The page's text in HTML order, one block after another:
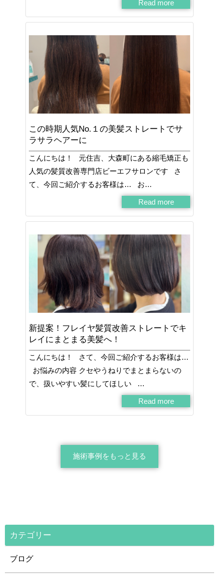
Read more
この時期人気No.１の美髪ストレートでサ
ラサラヘアーに
こんにちは！ 元住吉、大森町にある縮毛矯正も
人気の髪質改善専門店ビーエフサロンです さ
て、今回ご紹介するお客様は… お…
Read more
新提案！フレイヤ髪質改善ストレートでキ
レイにまとまる美髪へ！
こんにちは！ さて、今回ご紹介するお客様は…
お悩みの内容 クセやうねりでまとまらないの
で、扱いやすい髪にしてほしい …
Read more
施術事例をもっと見る
カテゴリー
ブログ